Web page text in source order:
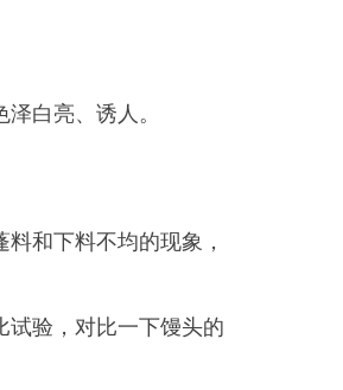
白亮、诱人。
和下料不均的现象，
验，对比一下馒头的